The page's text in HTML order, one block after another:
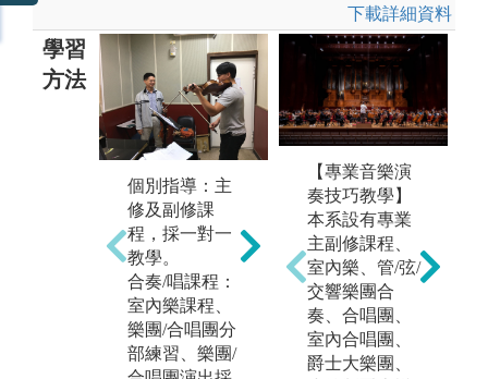
下載詳細資料
學習
方法
個別指導：主
修及副修課
程，採一對一
教學。
合奏/唱課程：
室內樂課程、
樂團/合唱團分
部練習、樂團/
室內樂合奏、
鋼琴伴奏、總
譜視奏、中小
學教師歌唱基
本技巧等課
程、鋼琴合作
實務，採小組
教學。
【專業音樂演
奏技巧教學】
本系設有專業
主副修課程、
室內樂、管/弦/
交響樂團合
奏、合唱團、
室內合唱團、
爵士大樂團、